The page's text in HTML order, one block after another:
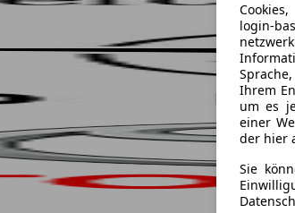
login-
Ihrem
um es
einer
der hier
Sie